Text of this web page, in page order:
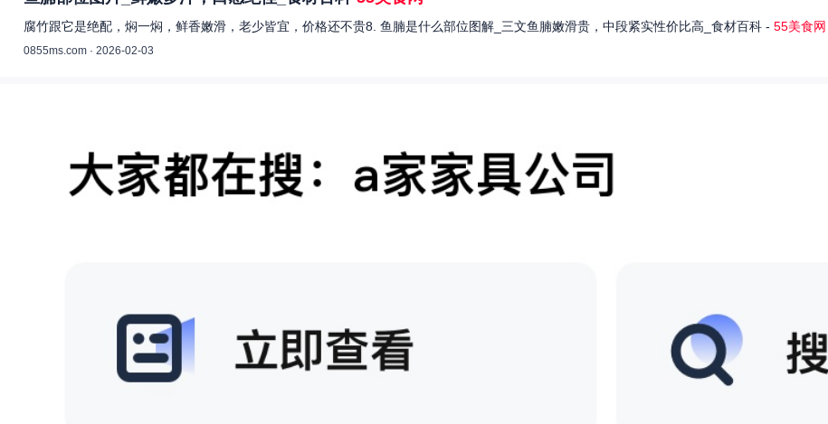
腐竹跟它是绝配，焖一焖，鲜香嫩滑，老少皆宜，价格还不贵8. 鱼腩是什么部位图解_三文鱼腩嫩滑贵，中段紧实性价比高_食材百科 - 55美食网
0855ms.com · 2026-02-03